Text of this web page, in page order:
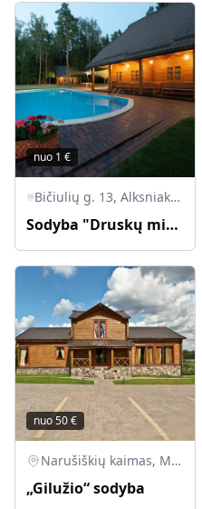
nuo 1 €
Bičiulių g. 13, Alksniakiemis, Prienų sen., Prienų r. sav.
Sodyba "Druskų miškas"
nuo50€
Narušiškių kaimas, Molėtų raj.
„Gilužio“ sodyba